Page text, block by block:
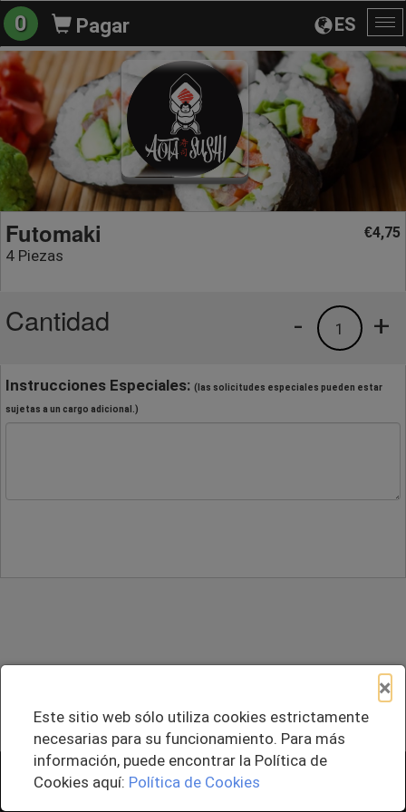
ES
0 Pagar
Futomaki
4 Piezas
€4,75
Cantidad +
1
-
Instrucciones Especiales: (las solicitudes especiales pueden estar
sujetas a un cargo adicional.)
+ Agregar al Pedido
×
Este sitio web sólo utiliza cookies estrictamente
necesarias para su funcionamiento. Para más
información, puede encontrar la Política de
Cookies aquí: Política de Cookies